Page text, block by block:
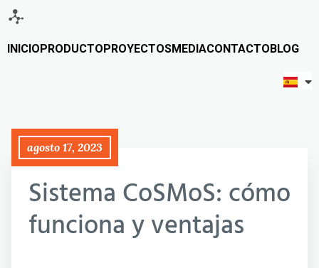
INICIO PRODUCTO PROYECTOSMEDIACONTACTO BLOG
agosto 17, 2023
Sistema CoSMoS: cómo
funciona y ventajas